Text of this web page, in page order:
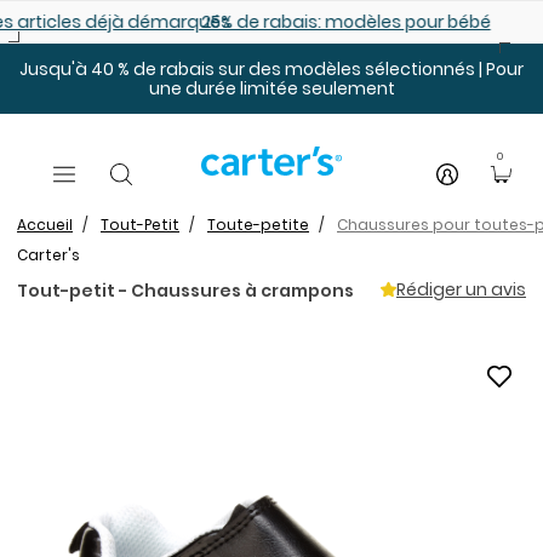
démarqués25% de rabais: modèles pour bébé
Jusqu'à 40 % de rabais sur des modèles sélectionnés | Pour
une durée limitée seulement
0
Accueil Tout-Petit Toute-petite
Chaussures pour toutes-
Carter's
Tout-petit - Chaussures à crampons Rédiger un avis